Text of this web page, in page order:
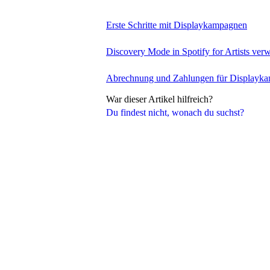
Du findest nicht, wonach du suchst?
Erste Schritte mit Displaykampagnen
Discovery Mode in Spotify for Artists
Abrechnung und Zahlungen für
War dieser Artikel hilfreich?